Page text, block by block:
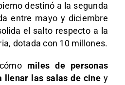
destinó a la segunda
entre mayo y diciembre
el salto respecto a la
dotada con 10 millones.
miles de personas
llenar las salas de ciney